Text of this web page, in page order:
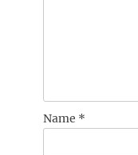
Name *